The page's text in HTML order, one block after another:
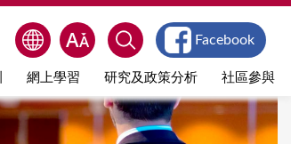
網上學習 研究及政策分析 社區參與
Facebook